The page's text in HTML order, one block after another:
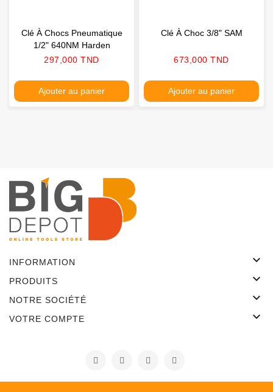
Clé À Chocs Pneumatique
1/2" 640NM Harden
Prix
297,000 TND
Ajouter au panier
Clé À Choc 3/8" SAM
Prix
673,000 TND
Ajouter au panier
INFORMATION 
PRODUITS 
NOTRE SOCIÉTÉ 
VOTRE COMPTE 